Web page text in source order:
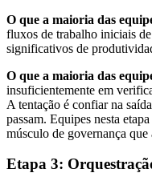
O que a maioria das
fluxos de trabalho iniciais
significativos de
O que a maioria das
insuficientemente em
A tentação é confiar na
passam. Equipes nesta
músculo de governança que
Etapa 3: